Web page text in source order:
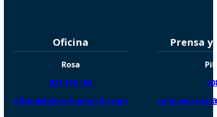
Oficina
Rosa
927 193 102
oficina@victorinomartin.com
Prensa